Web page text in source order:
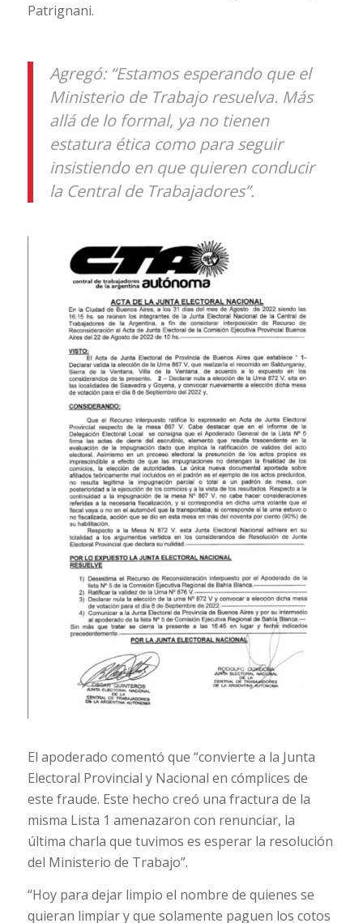
Patrignani.
Agregó: “Estamos esperando que el
Ministerio de Trabajo resuelva. Más
allá de lo formal, ya no tienen
estatura ética como para seguir
insistiendo en que quieren conducir
la Central de Trabajadores”.
El apoderado comentó que “convierte a la Junta
Electoral Provincial y Nacional en cómplices de
este fraude. Este hecho creó una fractura de la
misma Lista 1 amenazaron con renunciar, la
última charla que tuvimos es esperar la resolución
del Ministerio de Trabajo”.
“Hoy para dejar limpio el nombre de quienes se
quieran limpiar y que solamente paguen los cotos